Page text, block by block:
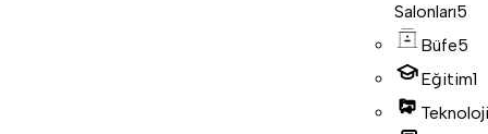
Salonları5
Büfe5
Eğitim1
Teknoloji